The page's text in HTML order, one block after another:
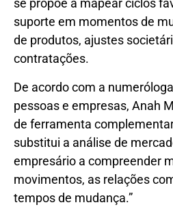
se propõe a mapear ciclos
suporte em momentos de
de produtos, ajustes
contratações.
De acordo com a
pessoas e empresas, Anah
de ferramenta
substitui a análise de
empresário a compreender
movimentos, as relações
tempos de mudança.”